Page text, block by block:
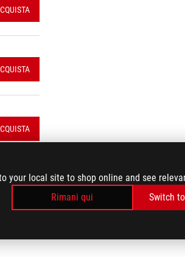
your local site to shop online and see
Rimani qui
Switch